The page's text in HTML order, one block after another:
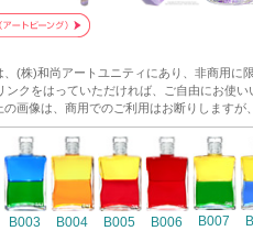
、(株)和尚アートユニティにあり、非商用
ンクをはっていただければ、ご自由にお使い
の画像は、商用でのご利用はお断りします
B003 B004 B005 B006 B007